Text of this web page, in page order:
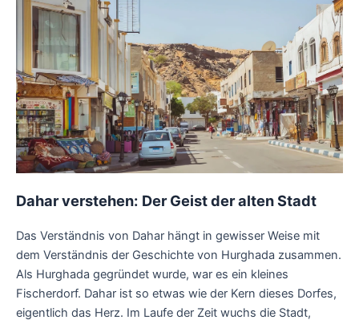
Dahar verstehen: Der Geist der alten Stadt
Das Verständnis von Dahar hängt in gewisser Weise mit
dem Verständnis der Geschichte von Hurghada zusammen.
Als Hurghada gegründet wurde, war es ein kleines
Fischerdorf. Dahar ist so etwas wie der Kern dieses Dorfes,
eigentlich das Herz. Im Laufe der Zeit wuchs die Stadt,